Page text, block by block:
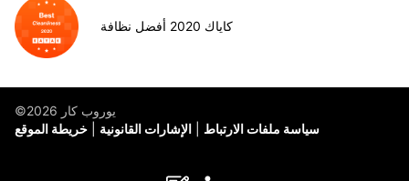
كاياك 2020 أفضل نظافة
©يوروب كار 2026
خريطة الموقع
الإشارات القانونية سياسة ملفات الارتباط